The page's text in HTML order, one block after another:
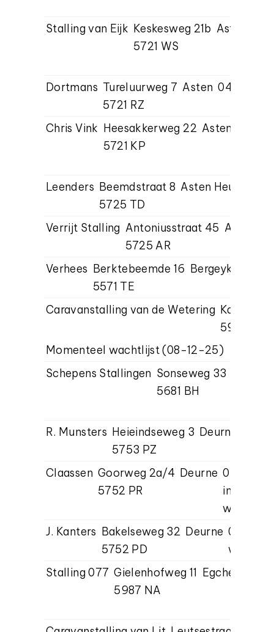
Stalling van Eijk Keskesweg 21b
5721 WS
Asten
Dortmans Tureluurweg 7
5721 RZ
Asten 0493-
Chris Vink Heesakkerweg 22
5721 KP
Asten
Leenders Beemdstraat 8
5725 TD
Asten Heusden
Verrijt Stalling Antoniusstraat 45
5725 AR
Asten
Verhees Berktebeemde 16
5571 TE
Bergeyk
Caravanstalling van de Wetering
5986 NP
Momenteel wachtlijst (08-12-25)
Schepens Stallingen Sonseweg 33
5681 BH
R. Munsters Heieindseweg 3
5753 PZ
Deurne
Claassen Goorweg 2a/4
5752 PR
Deurne 0493-
J. Kanters Bakelseweg 32
5752 PD
Deurne 06-
Stalling 077 Gielenhofweg 11
5987 NA
Egchel